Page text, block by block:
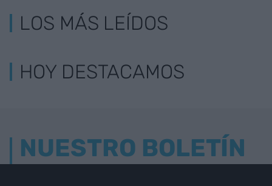
LOS MÁS LEÍDOS
HOY DESTACAMOS
NUESTRO BOLETÍN